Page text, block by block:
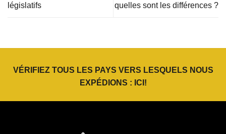
législatifs
quelles sont les différences ?
VÉRIFIEZ TOUS LES PAYS VERS LESQUELS NOUS
EXPÉDIONS : ICI !